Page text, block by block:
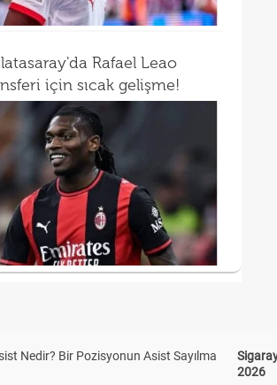
Rafael Leao
için sıcak gelişme!
Nedir? Bir Pozisyonun Asist Sayılma
2026